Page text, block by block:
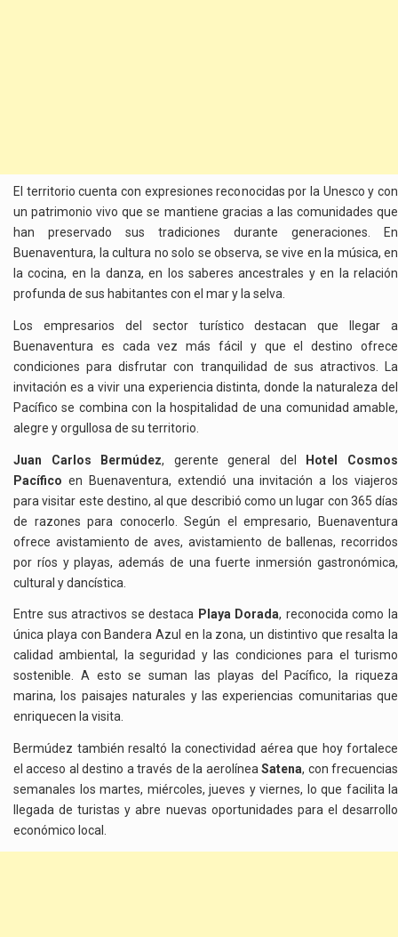
El territorio cuenta con expresiones reconocidas por la Unesco y con
un patrimonio vivo que se mantiene gracias a las comunidades que
han preservado sus tradiciones durante generaciones. En
Buenaventura, la cultura no solo se observa, se vive en la música, en
la cocina, en la danza, en los saberes ancestrales y en la relación
profunda de sus habitantes con el mar y la selva.
Los empresarios del sector turístico destacan que llegar a
Buenaventura es cada vez más fácil y que el destino ofrece
condiciones para disfrutar con tranquilidad de sus atractivos. La
invitación es a vivir una experiencia distinta, donde la naturaleza del
Pacífico se combina con la hospitalidad de una comunidad amable,
alegre y orgullosa de su territorio.
Juan Carlos Bermúdez, gerente general del Hotel Cosmos
Pacífico en Buenaventura, extendió una invitación a los viajeros
para visitar este destino, al que describió como un lugar con 365 días
de razones para conocerlo. Según el empresario, Buenaventura
ofrece avistamiento de aves, avistamiento de ballenas, recorridos
por ríos y playas, además de una fuerte inmersión gastronómica,
cultural y dancística.
Entre sus atractivos se destaca Playa Dorada, reconocida como la
única playa con Bandera Azul en la zona, un distintivo que resalta la
calidad ambiental, la seguridad y las condiciones para el turismo
sostenible. A esto se suman las playas del Pacífico, la riqueza
marina, los paisajes naturales y las experiencias comunitarias que
enriquecen la visita.
Bermúdez también resaltó la conectividad aérea que hoy fortalece
el acceso al destino a través de la aerolíneaSatena, con frecuencias
semanales los martes, miércoles, jueves y viernes, lo que facilita la
llegada de turistas y abre nuevas oportunidades para el desarrollo
económico local.